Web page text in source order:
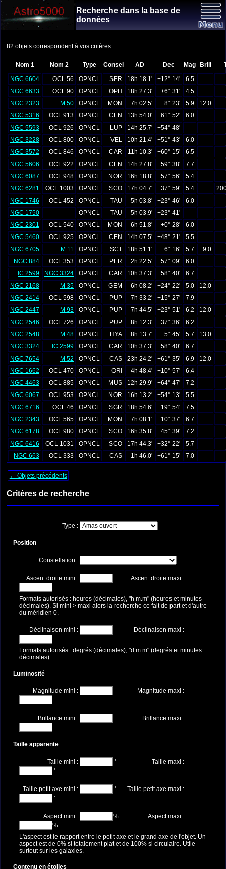
Recherche dans la base de
données
82 objets correspondent à vos critères
Nom 1 Nom 2 Type Consel AD Dec Mag Brill
NGC 6604
OCL 56 OPNCL SER 18h 18.1' −12° 14'
6.5
NGC 6633
OCL 90 OPNCL OPH 18h 27.3' +6° 31'
4.5
NGC 2323
M 50 OPNCL MON 7h 02.5' −8° 23' 5.9
12.0
NGC 5316
OCL 913 OPNCL CEN 13h 54.0' −61° 52'
6.0
NGC 5593
OCL 926 OPNCL LUP 14h 25.7'
−54° 48'
NGC 3228
OCL 800 OPNCL VEL 10h 21.4' −51° 43'
6.0
NGC 3572
OCL 846 OPNCL CAR 11h 10.3' −60° 15'
6.5
NGC 5606
OCL 922 OPNCL CEN 14h 27.8' −59° 38'
7.7
NGC 6087
OCL 948 OPNCL NOR 16h 18.8' −57° 56'
5.4
NGC 6281
OCL 1003 OPNCL SCO 17h 04.7' −37° 59' 5.4
NGC 1746
OCL 452 OPNCL TAU 5h 03.8' +23° 46'
6.0
NGC 1750
OPNCL TAU 5h 03.9'
+23° 41'
NGC 2301
OCL 540 OPNCL MON 6h 51.8' +0° 28'
6.0
NGC 5460
OCL 925 OPNCL CEN 14h 07.5' −48° 21'
5.5
NGC 6705
M 11 OPNCL SCT 18h 51.1' −6° 16' 5.7
9.0
NGC 884
OCL 353 OPNCL PER 2h 22.5' +57° 09'
6.0
IC 2599
NGC 3324 OPNCL CAR 10h 37.3' −58° 40'
6.7
NGC 2168
M 35 OPNCL GEM 6h 08.2' +24° 22' 5.0
12.0
NGC 2414
OCL 598 OPNCL PUP 7h 33.2' −15° 27'
7.9
NGC 2447
M 93 OPNCL PUP 7h 44.5' −23° 51' 6.2
12.0
NGC 2546
OCL 726 OPNCL PUP 8h 12.3' −37° 36'
6.2
NGC 2548
M 48 OPNCL HYA 8h 13.7' −5° 45' 5.7
13.0
NGC 3324
IC 2599 OPNCL CAR 10h 37.3' −58° 40'
6.7
NGC 7654
M 52 OPNCL CAS 23h 24.2' +61° 35' 6.9
12.0
NGC 1662
OCL 470 OPNCL ORI 4h 48.4' +10° 57'
6.4
NGC 4463
OCL 885 OPNCL MUS 12h 29.9' −64° 47'
7.2
NGC 6067
OCL 953 OPNCL NOR 16h 13.2' −54° 13'
5.5
NGC 6716
OCL 46 OPNCL SGR 18h 54.6' −19° 54'
7.5
NGC 2343
OCL 565 OPNCL MON 7h 08.1' −10° 37'
6.7
NGC 6178
OCL 980 OPNCL SCO 16h 35.8' −45° 39'
7.2
NGC 6416
OCL 1031 OPNCL SCO 17h 44.3' −32° 22'
5.7
NGC 663
OCL 333 OPNCL CAS 1h 46.0' +61° 15' 7.0
← Objets précédents
Critères de recherche
Type :
Position
Constellation :
Ascen. droite mini : Ascen. droite maxi :
Formats autorisés : heures (décimales), "h m.m" (heures et minutes
décimales). Si mini > maxi alors la recherche ce fait de part et d'autre
du méridien 0.
Déclinaison mini : Déclinaison maxi :
Formats autorisés : degrés (décimales), "d m.m" (degrés et minutes
décimales).
Luminosité
Magnitude mini : Magnitude maxi :
Brillance mini : Brillance maxi :
Taille apparente
Taille mini : '
Taille maxi :
'
Taille petit axe mini : '
Taille petit axe maxi :
'
Aspect mini : %
Aspect maxi :
%
L'aspect est le rapport entre le petit axe et le grand axe de l'objet. Un
aspect est de 0% si totalement plat et de 100% si circulaire. Utile
surtout sur les galaxies.
Contenu en étoiles